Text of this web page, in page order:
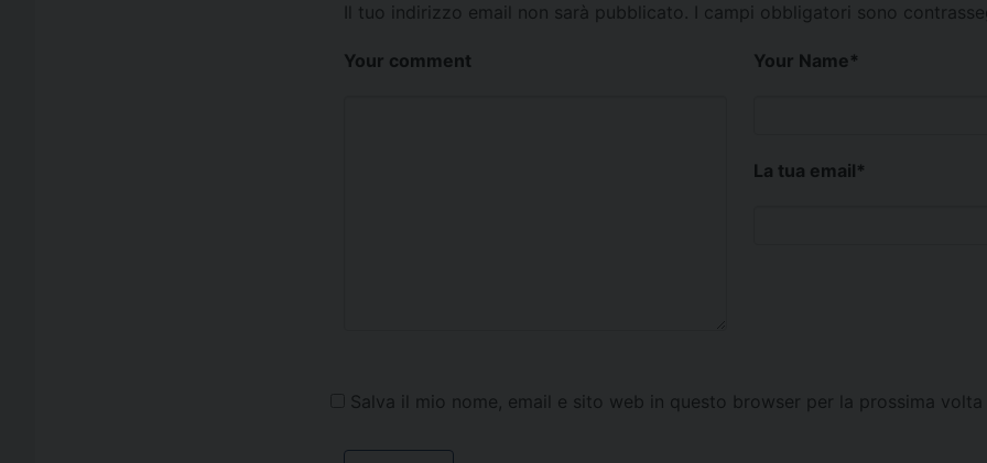
Il tuo indirizzo email non sarà pubblicato. I campi obbligatori sono
Your comment Your Name*
La tua email*
Salva il mio nome, email e sito web in questo browser per la prossima